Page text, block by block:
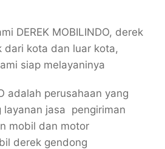
DEREK MOBILINDO, derek
dari kota dan luar kota,
siap melayaninya
adalah perusahaan yang
layanan jasa pengiriman
mobil dan motor
derek gendong